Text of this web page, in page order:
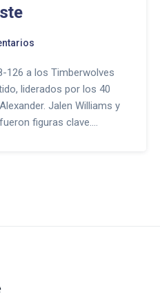
126 a los Timberwolves
liderados por los 40
Jalen Williams y
figuras clave.